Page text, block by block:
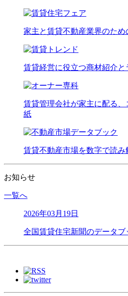
家主と賃貸不動産業界のた
賃貸経営に役立つ商材紹介
賃貸管理会社が家主に配る、
紙
賃貸不動産市場を数字で読
お知らせ
一覧へ
2026年03月19日
全国賃貸住宅新聞のデータ